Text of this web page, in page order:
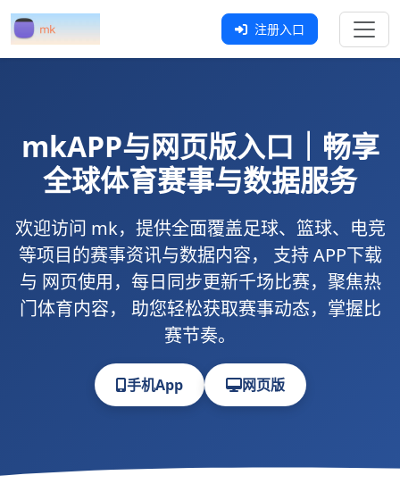
注册入口
mkAPP与网页版入口｜畅享
全球体育赛事与数据服务
欢迎访问 mk，提供全面覆盖足球、篮球、电竞
等项目的赛事资讯与数据内容， 支持APP下载
与 网页使用，每日同步更新千场比赛，聚焦热
门体育内容， 助您轻松获取赛事动态，掌握比
赛节奏。
手机App 网页版